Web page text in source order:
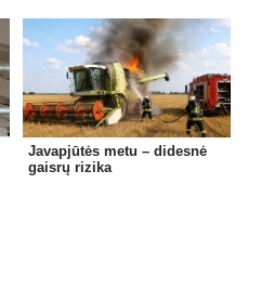
Javapjūtės metu – didesnė
gaisrų rizika